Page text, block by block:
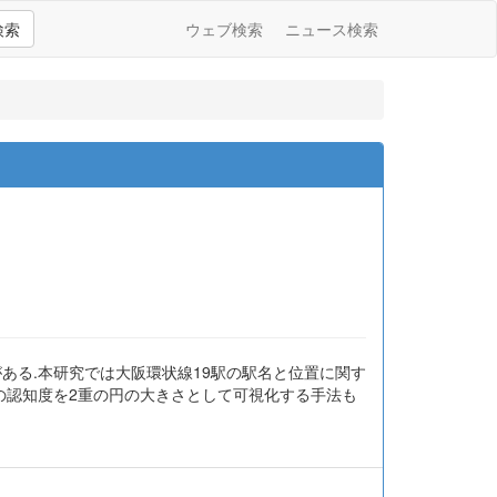
索 ウェブ検索 ニュース検索
る.本研究では大阪環状線19駅の駅名と位置に関す
知度を2重の円の大きさとして可視化する手法も